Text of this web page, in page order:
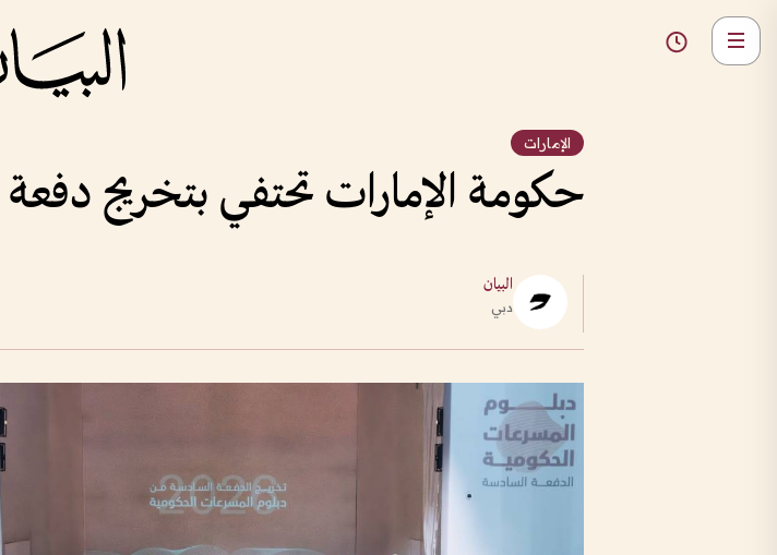
الإمارات
حكومة الإمارات تحتفي بتخريج
البيان
دبي